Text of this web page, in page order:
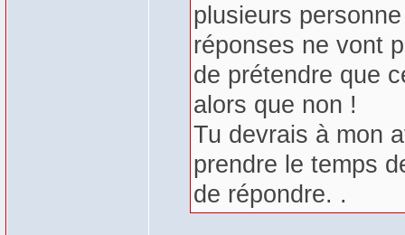
plusieurs
réponses ne vont
de prétendre que
alors que non !
Tu devrais à mon
prendre le temps
de répondre. .